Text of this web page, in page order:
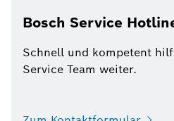
Bosch Service
Schnell und kompetent
Service Team weiter.